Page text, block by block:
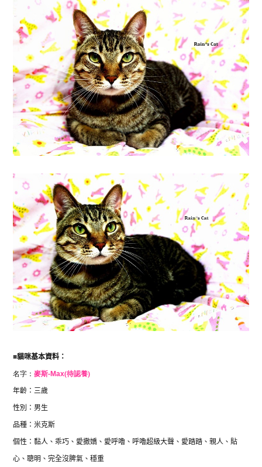
■貓咪基本資料：
名字： 麥斯-Max(待認養)
年齡：三歲
性別：男生
品種：米克斯
個性： 黏人、乖巧、愛撒嬌、愛呼嚕、呼嚕超級大聲、愛踏踏、親人、貼
心、聰明、完全沒脾氣、穩重